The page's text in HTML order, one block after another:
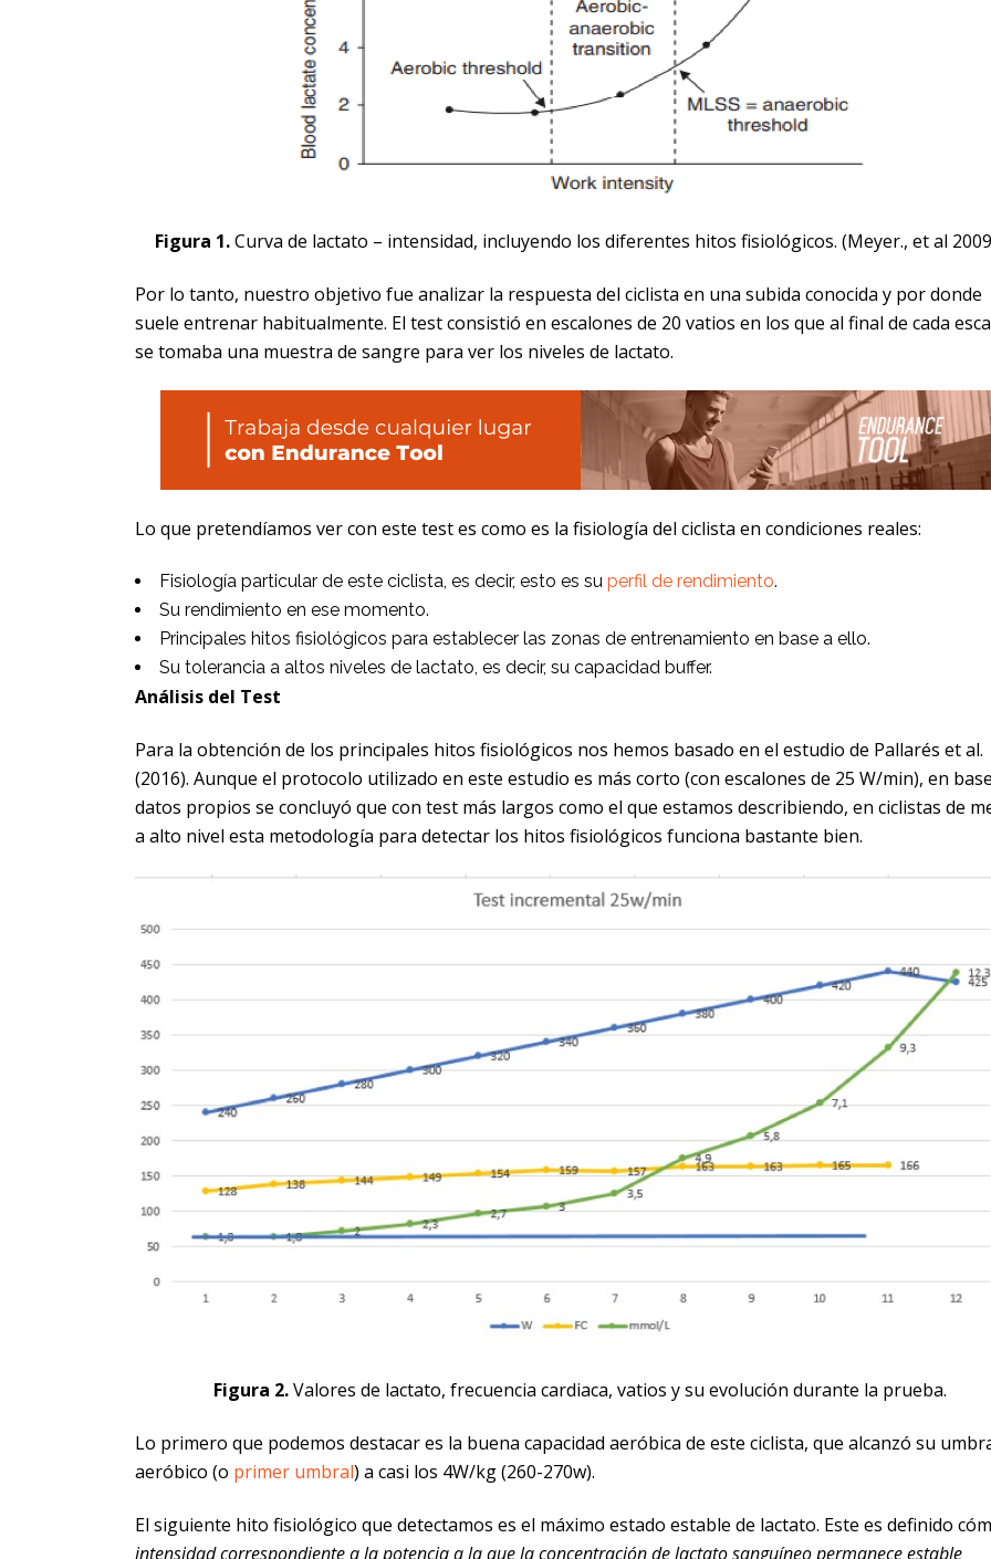
Figura 1.Curva de lactato – intensidad, incluyendo los diferentes hitos fisiológicos. (Meyer., et al
Por lo tanto, nuestro objetivo fue analizar la respuesta del ciclista en una subida conocida y por donde
suele entrenar habitualmente. El test consistió en escalones de 20 vatios en los que al final de cada
se tomaba una muestra de sangre para ver los niveles de lactato.
Lo que pretendíamos ver con este test es como es la fisiología del ciclista en condiciones reales:
Fisiología particular de este ciclista, es decir, esto es su perfil de rendimiento.
Su rendimiento en ese momento.
Principales hitos fisiológicos para establecer las zonas de entrenamiento en base a ello.
Su tolerancia a altos niveles de lactato, es decir, su capacidad buffer.
Análisis del Test
Para la obtención de los principales hitos fisiológicos nos hemos basado en el estudio de Pallarés et al.
(2016). Aunque el protocolo utilizado en este estudio es más corto (con escalones de 25 W/min), en
datos propios se concluyó que con test más largos como el que estamos describiendo, en ciclistas de
a alto nivel esta metodología para detectar los hitos fisiológicos funciona bastante bien.
Figura 2.Valores de lactato, frecuencia cardiaca, vatios y su evolución durante la prueba.
Lo primero que podemos destacar es la buena capacidad aeróbica de este ciclista, que alcanzó su
aeróbico (o primer umbral) a casi los 4W/kg (260-270w).
El siguiente hito fisiológico que detectamos es el máximo estado estable de lactato. Este es definido
intensidad correspondiente a la potencia a la que la concentración de lactato sanguíneo permanece estable